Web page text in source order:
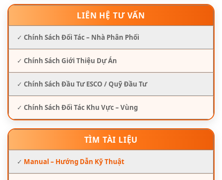
LIÊN HỆ TƯ VẤN
✓ Chính Sách Đối Tác – Nhà Phân Phối
✓ Chính Sách Giới Thiệu Dự Án
✓ Chính Sách Đầu Tư ESCO / Quỹ Đầu Tư
✓ Chính Sách Đối Tác Khu Vực – Vùng
TÌM TÀI LIỆU
✓ Manual – Hướng Dẫn Kỹ Thuật